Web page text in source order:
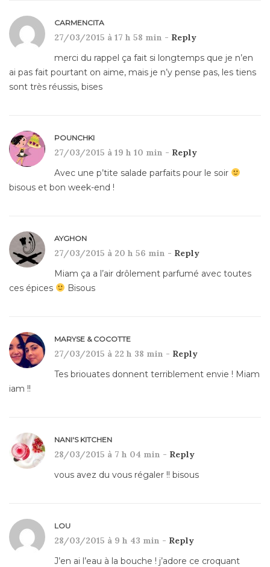
CARMENCITA
27/03/2015 à 17 h 58 min - Reply
merci du rappel ça fait si longtemps que je n’en
ai pas fait pourtant on aime, mais je n’y pense pas, les tiens
sont très réussis, bises
POUNCHKI
27/03/2015 à 19 h 10 min - Reply
Avec une p’tite salade parfaits pour le soir
bisous et bon week-end !
AYGHON
27/03/2015 à 20 h 56 min - Reply
Miam ça a l’air drôlement parfumé avec toutes
ces épices
Bisous
MARYSE & COCOTTE
27/03/2015 à 22 h 38 min - Reply
Tes briouates donnent terriblement envie ! Miam
iam !!
NANI'S KITCHEN
28/03/2015 à 7 h 04 min - Reply
vous avez du vous régaler !! bisous
LOU
28/03/2015 à 9 h 43 min - Reply
J’en ai l’eau à la bouche ! j’adore ce croquant